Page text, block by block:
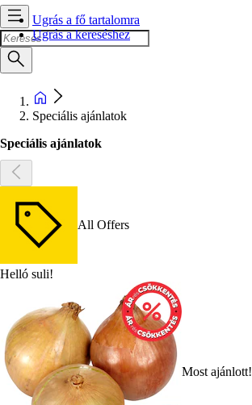
Ugrás a fő tartalomra
Ugrás a kereséshez
Speciális ajánlatok
Speciális ajánlatok
All Offers
Helló suli!
Most ajánlott!